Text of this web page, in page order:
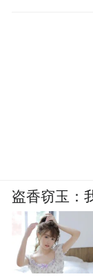
盗香窃玉：